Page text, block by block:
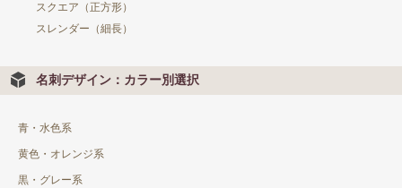
スクエア（正方形）
スレンダー（細長）
名刺デザイン：カラー別選択
青・水色系
黄色・オレンジ系
黒・グレー系